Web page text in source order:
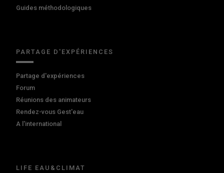
Guides méthodologiques
PARTAGE D'EXPÉRIENCES
Partage d'expériences
Forum
Réunions des animateurs
Rendez-vous Gest'eau
A l'international
LIFE EAU&CLIMAT